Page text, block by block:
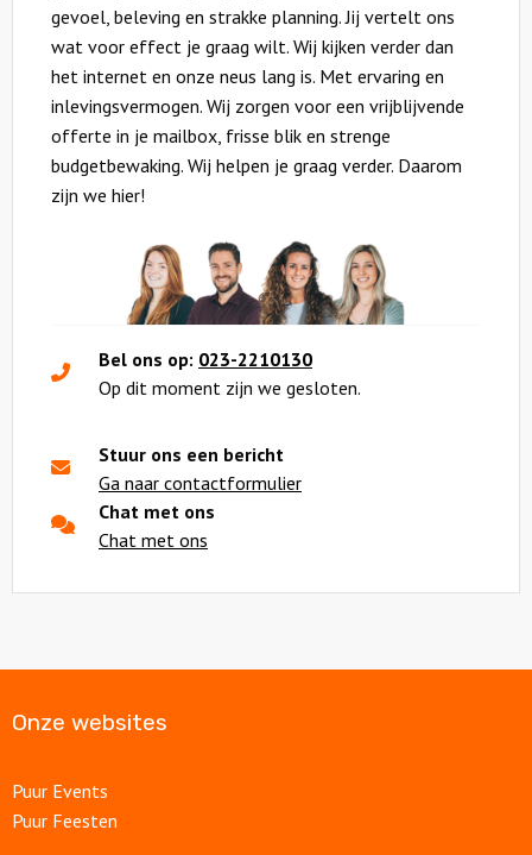
gevoel, beleving en strakke planning. Jij vertelt ons
wat voor effect je graag wilt. Wij kijken verder dan
het internet en onze neus lang is. Met ervaring en
inlevingsvermogen. Wij zorgen voor een vrijblijvende
offerte in je mailbox, frisse blik en strenge
budgetbewaking. Wij helpen je graag verder. Daarom
zijn we hier!
Bel ons op: 023-2210130
Op dit moment zijn we gesloten.
Stuur ons een bericht
Ga naar contactformulier
Chat met ons
Chat met ons
Onze websites
Puur Events
Puur Feesten